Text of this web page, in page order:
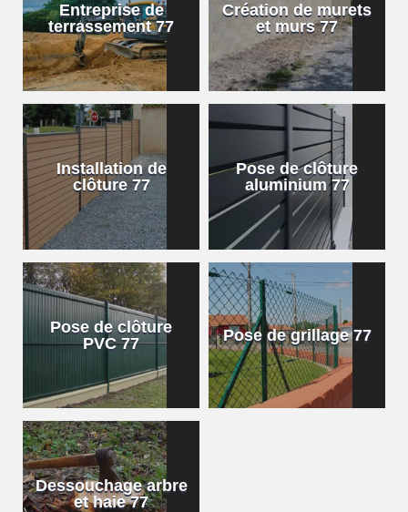
Entreprise de
terrassement 77
Création de murets
et murs 77
Installation de
clôture 77
Pose de clôture
aluminium 77
Pose de clôture
PVC 77
Pose de grillage 77
Dessouchage arbre
et haie 77